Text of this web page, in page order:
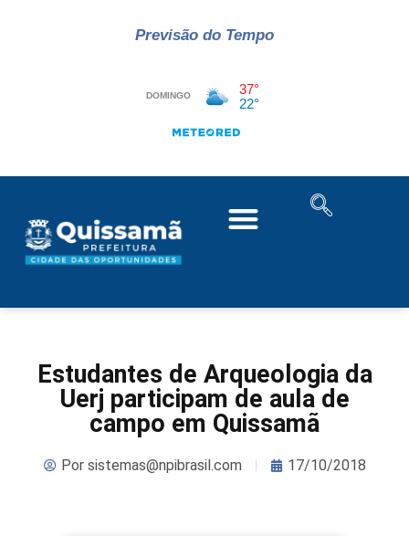
Previsão do Tempo
Estudantes de Arqueologia da
Uerj participam de aula de
campo em Quissamã
Porsistemas@npibrasil.com 17/10/2018